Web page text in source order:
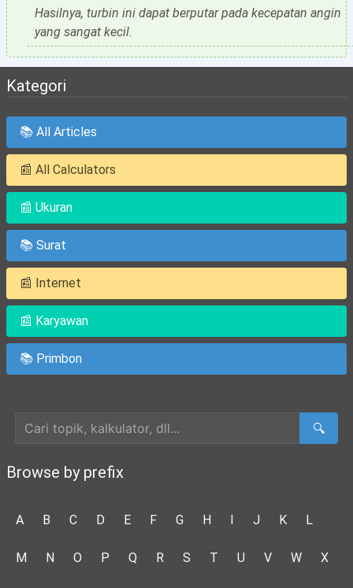
Hasilnya, turbin ini dapat berputar pada kecepatan angin
yang sangat kecil.
Kategori
📚 All Articles
📰 All Calculators
📰 Ukuran
📚 Surat
📰 Internet
📰 Karyawan
📚 Primbon
🔍
Browse by prefix
A B C D E F G H I J K L
M N O P Q R S T U V W X